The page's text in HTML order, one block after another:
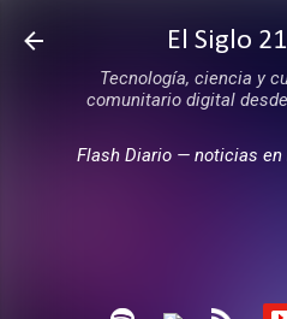
Ir al
El Siglo
Tecnología, ciencia y
comunitario digital
Flash Diario — noticias en